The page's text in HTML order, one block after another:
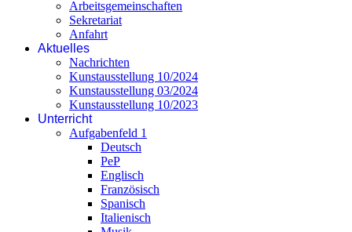
Arbeitsgemeinschaften
Sekretariat
Anfahrt
Aktuelles
Nachrichten
Kunstausstellung 10/2024
Kunstausstellung 03/2024
Kunstausstellung 10/2023
Unterricht
Aufgabenfeld 1
Deutsch
PeP
Englisch
Französisch
Spanisch
Italienisch